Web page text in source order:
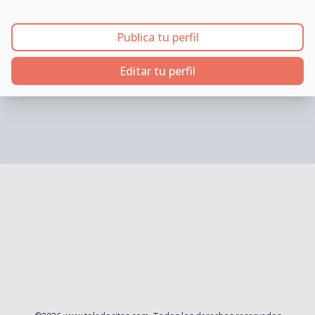
Publica tu perfil
Editar tu perfil